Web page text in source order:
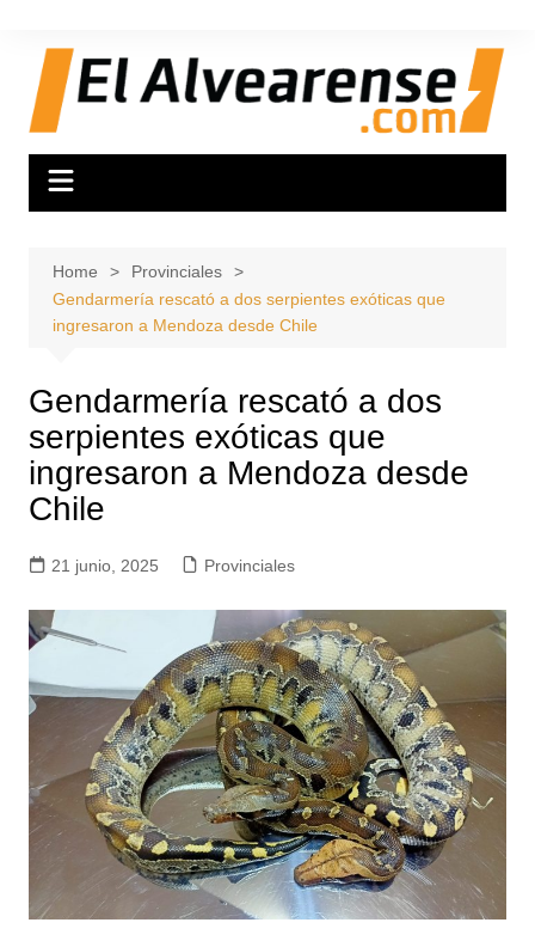
content
Home
Provinciales
Gendarmería rescató a dos serpientes exóticas que
ingresaron a Mendoza desde Chile
Gendarmería rescató a dos
serpientes exóticas que
ingresaron a Mendoza desde
Chile
21 junio, 2025 Provinciales